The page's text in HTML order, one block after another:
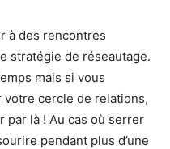
à des rencontres
stratégie de réseautage.
mais si vous
cercle de relations,
par là ! Au cas où serrer
pendant plus d’une